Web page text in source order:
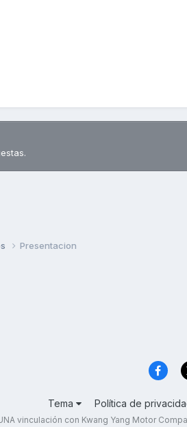
Presentacion
Tema Política de
vinculación con Kwang Yang Motor